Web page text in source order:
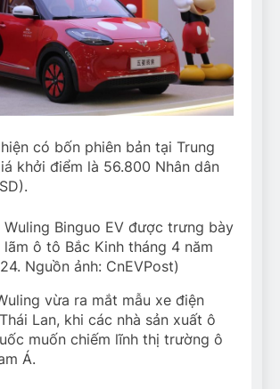
có bốn phiên bản tại Trung
khởi điểm là 56.800 Nhân dân
Binguo EV được trưng bày
ô tô Bắc Kinh tháng 4 năm
Nguồn ảnh: CnEVPost)
vừa ra mắt mẫu xe điện
Lan, khi các nhà sản xuất ô
muốn chiếm lĩnh thị trường ô
Á.